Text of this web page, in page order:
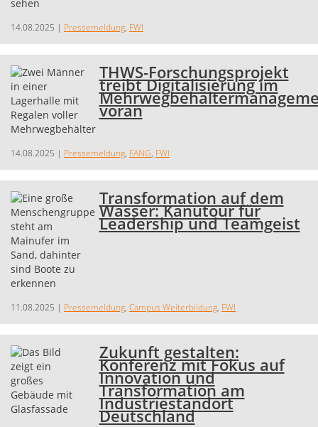
14.08.2025 | Pressemeldung, FWI
THWS-Forschungsprojekt
treibt Digitalisierung im
voran
14.08.2025 | Pressemeldung, FANG, FWI
Transformation auf dem
Wasser: Kanutour für
Leadership und Teamgeist
11.08.2025 | Pressemeldung, Campus Weiterbildung, FWI
Zukunft gestalten:
Konferenz mit Fokus auf
Innovation und
Transformation am
Industriestandort
Deutschland